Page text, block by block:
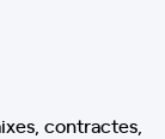
contractes,